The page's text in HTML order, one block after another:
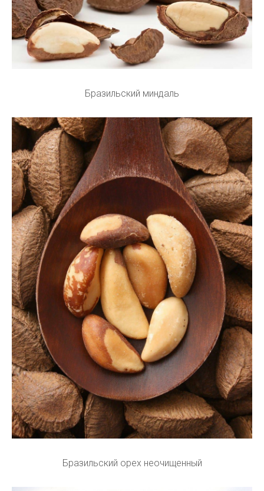
Бразильский миндаль
Бразильский орех неочищенный